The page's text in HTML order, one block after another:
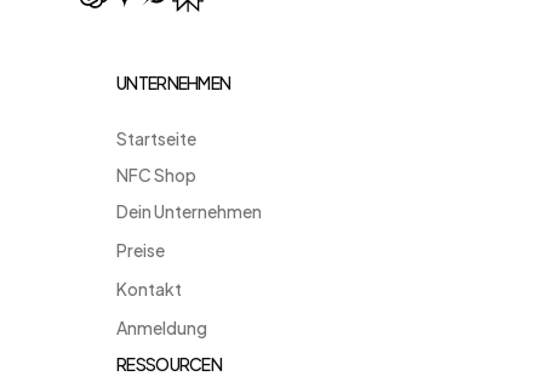
UNTERNEHMEN
Startseite
NFC Shop
Dein Unternehmen
Preise
Kontakt
Anmeldung
RESSOURCEN